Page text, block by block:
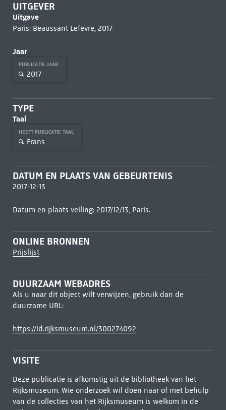
UITGEVER
Uitgave
Paris: Beaussant Lefèvre, 2017
Jaar
PUBLICATIE JAAR
2017
TYPE
Taal
HEEFT PUBLICATIE TAAL
Frans
DATUM EN PLAATS VAN GEBEURTENIS
2017-12-13
Datum en plaats veiling: 2017/12/13, Paris.
ONLINE BRONNEN
Prijslijst
DUURZAAM WEBADRES
Als u naar dit object wilt verwijzen, gebruik dan de
duurzame URL:
https://id.rijksmuseum.nl/300274092
VISITE
Deze publicatie is afkomstig uit de bibliotheek van het
Rijksmuseum. Wie onderzoek wil doen naar of met behulp
van de collecties van het Rijksmuseum is welkom in de